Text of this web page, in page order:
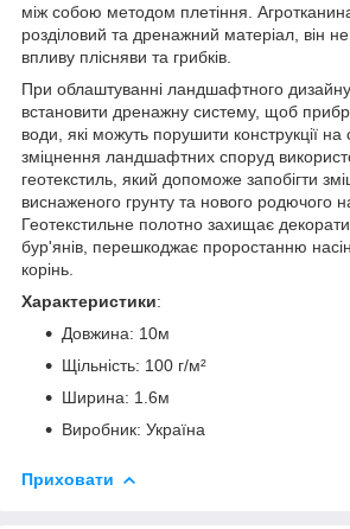
між собою методом плетіння.
розділовий та дренажний матеріал, він
впливу плісняви та грибків.
При облаштуванні ландшафтного
встановити дренажну систему, щоб
води, які можуть порушити конструкції
зміцнення ландшафтних споруд
геотекстиль, який допоможе запобігти
виснаженого грунту та нового родючого
Геотекстильне полотно захищає
бур'янів, перешкоджає проростанню
корінь.
Характеристики:
Довжина: 10м
Щільність: 100 г/м²
Ширина: 1.6м
Виробник: Україна
Приховати